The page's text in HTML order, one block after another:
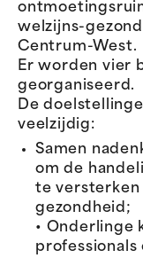
welzijns-
Centrum-West.
Er worden vier
georganiseerd.
De
veelzijdig:
Samen
om de
te versterken
gezondheid;
• Onderlinge
professionals